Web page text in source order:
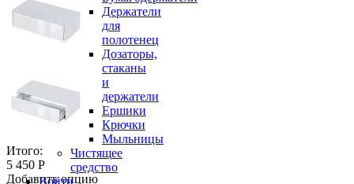
Держатели
для
полотенец
Дозаторы,
стаканы
и
держатели
Ершики
Крючки
Мыльницы
Чистящее
средство
Войти
Итого:
5 450 Р
Добавить опцию